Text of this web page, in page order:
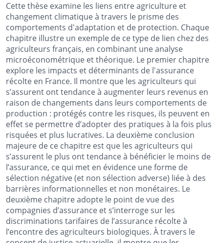
Cette thèse examine les liens entre agriculture et
changement climatique à travers le prisme des
comportements d'adaptation et de protection. Chaque
chapitre illustre un exemple de ce type de lien chez des
agriculteurs français, en combinant une analyse
microéconométrique et théorique. Le premier chapitre
explore les impacts et déterminants de l'assurance
récolte en France. Il montre que les agriculteurs qui
s’assurent ont tendance à augmenter leurs revenus en
raison de changements dans leurs comportements de
production : protégés contre les risques, ils peuvent en
effet se permettre d’adopter des pratiques à la fois plus
risquées et plus lucratives. La deuxième conclusion
majeure de ce chapitre est que les agriculteurs qui
s’assurent le plus ont tendance à bénéficier le moins de
l’assurance, ce qui met en évidence une forme de
sélection négative (et non sélection adverse) liée à des
barrières informationnelles et non monétaires. Le
deuxième chapitre adopte le point de vue des
compagnies d’assurance et s’interroge sur les
discriminations tarifaires de l’assurance récolte à
l’encontre des agriculteurs biologiques. À travers le